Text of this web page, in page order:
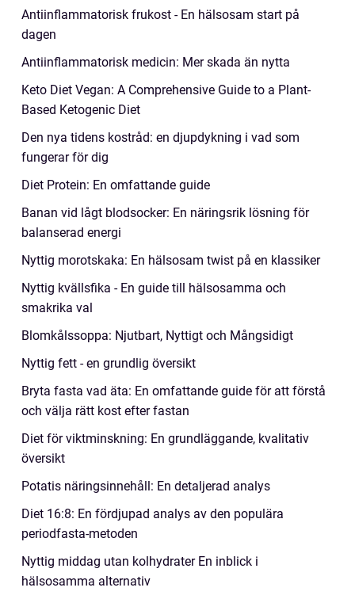
Antiinflammatorisk frukost - En hälsosam start på
dagen
Antiinflammatorisk medicin: Mer skada än nytta
Keto Diet Vegan: A Comprehensive Guide to a Plant-
Based Ketogenic Diet
Den nya tidens kostråd: en djupdykning i vad som
fungerar för dig
Diet Protein: En omfattande guide
Banan vid lågt blodsocker: En näringsrik lösning för
balanserad energi
Nyttig morotskaka: En hälsosam twist på en klassiker
Nyttig kvällsfika - En guide till hälsosamma och
smakrika val
Blomkålssoppa: Njutbart, Nyttigt och Mångsidigt
Nyttig fett - en grundlig översikt
Bryta fasta vad äta: En omfattande guide för att förstå
och välja rätt kost efter fastan
Diet för viktminskning: En grundläggande, kvalitativ
översikt
Potatis näringsinnehåll: En detaljerad analys
Diet 16:8: En fördjupad analys av den populära
periodfasta-metoden
Nyttig middag utan kolhydrater En inblick i
hälsosamma alternativ